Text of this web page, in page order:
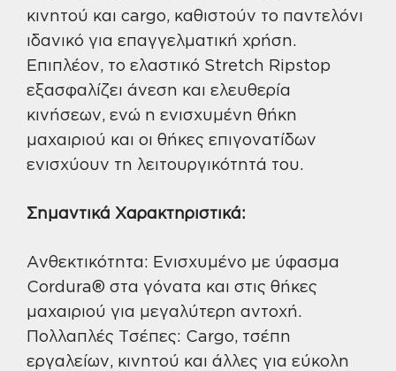
κινητού και cargo, καθιστούν το παντελόνι
ιδανικό για επαγγελματική χρήση.
Επιπλέον, το ελαστικό Stretch Ripstop
εξασφαλίζει άνεση και ελευθερία
κινήσεων, ενώ η ενισχυμένη θήκη
μαχαιριού και οι θήκες επιγονατίδων
ενισχύουν τη λειτουργικότητά του.
Σημαντικά Χαρακτηριστικά:
Ανθεκτικότητα: Ενισχυμένο με ύφασμα
Cordura® στα γόνατα και στις θήκες
μαχαιριού για μεγαλύτερη αντοχή.
Πολλαπλές Τσέπες: Cargo, τσέπη
εργαλείων, κινητού και άλλες για εύκολη